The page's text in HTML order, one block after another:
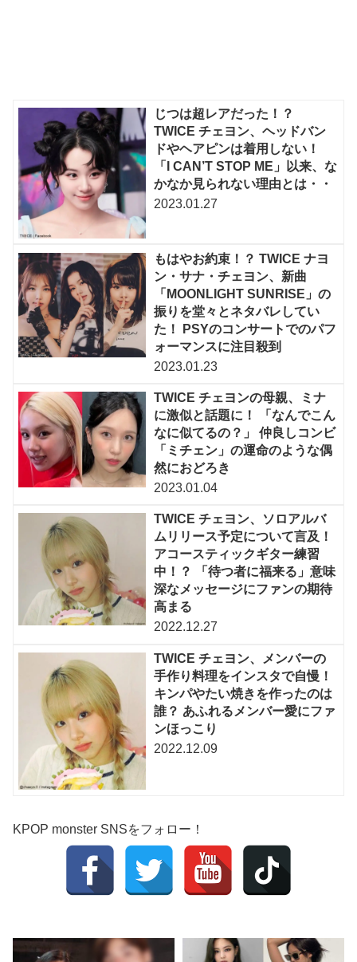
じつは超レアだった！？
TWICE チェヨン、ヘッドバン
ドやヘアピンは着用しない！
「I CAN’T STOP ME」以来、な
かなか見られない理由とは・・
2023.01.27
もはやお約束！？ TWICE ナヨ
ン・サナ・チェヨン、新曲
「MOONLIGHT SUNRISE」の
振りを堂々とネタバレしてい
た！ PSYのコンサートでのパフ
ォーマンスに注目殺到
2023.01.23
TWICE チェヨンの母親、ミナ
に激似と話題に！ 「なんでこん
なに似てるの？」 仲良しコンビ
「ミチェン」の運命のような偶
然におどろき
2023.01.04
TWICE チェヨン、ソロアルバ
ムリリース予定について言及！
アコースティックギター練習
中！？ 「待つ者に福来る」意味
深なメッセージにファンの期待
高まる
2022.12.27
TWICE チェヨン、メンバーの
手作り料理をインスタで自慢！
キンパやたい焼きを作ったのは
誰？ あふれるメンバー愛にファ
ンほっこり
2022.12.09
KPOP monster SNSをフォロー！